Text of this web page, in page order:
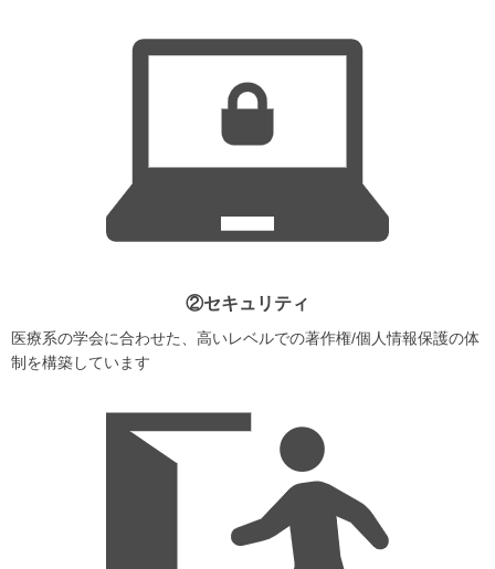
②セキュリティ
医療系の学会に合わせた、高いレベルでの著作権/個人情報保護の体
制を構築しています